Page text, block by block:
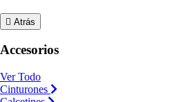
Atrás
Accesorios
Ver Todo
Cinturones